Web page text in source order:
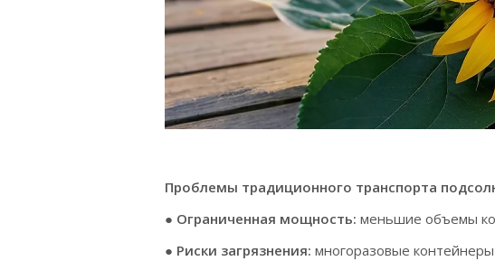
Проблемы традиционного транспорта
● Ограниченная мощность: меньшие объемы
● Риски загрязнения: многоразовые контейнеры